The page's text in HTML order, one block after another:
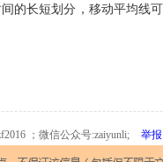
的长短划分，移动平均线
；微信公众号:zaiyunli; 举报